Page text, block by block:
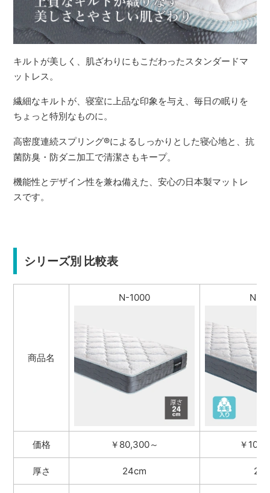
キルトが美しく、肌ざわりにもこだわったスタンダードマ
ットレス。
繊細なキルトが、寝室に上品な印象を与え、毎日の眠りを
ちょっと特別なものに。
高密度連続スプリング®によるしっかりとした寝心地と、抗
菌防臭・防ダニ加工で清潔さもキープ。
機能性とデザイン性を兼ね備えた、安心の日本製マットレ
スです。
シリーズ別 比較表
商品名
N-1000 N-
価格 ￥80,300～ ￥
厚さ 24cm